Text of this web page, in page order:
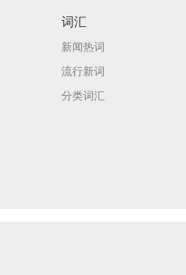
词汇
新闻热词
流行新词
分类词汇